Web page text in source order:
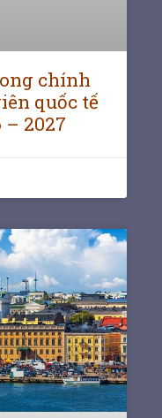
chính
quốc tế
– 2027